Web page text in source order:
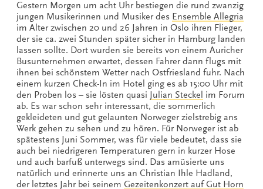
Gestern Morgen um acht Uhr bestiegen die rund zwanzig
jungen Musikerinnen und Musiker des Ensemble Allegria
im Alter zwischen 20 und 26 Jahren in Oslo ihren Flieger,
der sie ca. zwei Stunden später sicher in Hamburg landen
lassen sollte. Dort wurden sie bereits von einem Auricher
Busunternehmen erwartet, dessen Fahrer dann flugs mit
ihnen bei schönstem Wetter nach Ostfriesland fuhr. Nach
einem kurzen Check-In im Hotel ging es ab 15:00 Uhr mit
den Proben los – sie lösten quasi Julian Steckel im Forum
ab. Es war schon sehr interessant, die sommerlich
gekleideten und gut gelaunten Norweger zielstrebig ans
Werk gehen zu sehen und zu hören. Für Norweger ist ab
spätestens Juni Sommer, was für viele bedeutet, dass sie
auch bei niedrigeren Temperaturen gern in kurzer Hose
und auch barfuß unterwegs sind. Das amüsierte uns
natürlich und erinnerte uns an Christian Ihle Hadland,
der letztes Jahr bei seinem Gezeitenkonzert auf Gut Horn